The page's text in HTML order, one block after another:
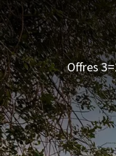
Offres